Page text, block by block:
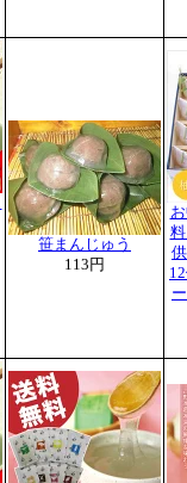
笹まんじゅう
113円